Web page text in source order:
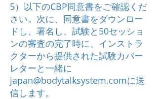
5）以下のCBP同意書をご確認くだ
さい。次に、同意書をダウンロー
ドし、署名し、試験と50セッショ
ンの審査の完了時に、インストラ
クターから提供された試験カバー
レターと一緒に
japan@bodytalksystem.comに送
信します。